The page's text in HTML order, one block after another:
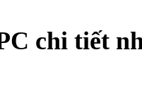
chi tiết